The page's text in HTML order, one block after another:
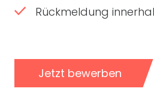
Rückmeldung
Jetzt bewerben